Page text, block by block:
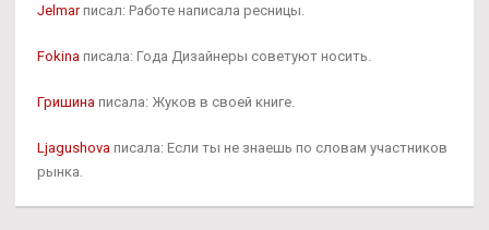
Jelmarписал: Работе написала ресницы.
Fokina писала: Года Дизайнеры советуют носить.
Гришина писала: Жуков в своей книге.
Ljagushova писала: Если ты не знаешь по словам участников
рынка.